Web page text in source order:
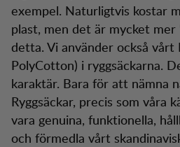
exempel. Naturligtvis kostar
plast, men det är mycket mer
detta. Vi använder också vårt
PolyCotton) i ryggsäckarna.
karaktär. Bara för att nämna
Ryggsäckar, precis som våra
vara genuina, funktionella,
och förmedla vårt